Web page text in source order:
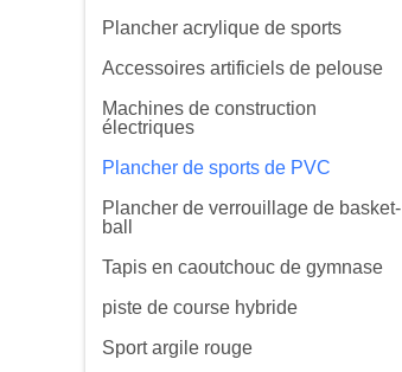
Plancher acrylique de sports
Accessoires artificiels de pelouse
Machines de construction
électriques
Plancher de sports de PVC
Plancher de verrouillage de basket-
ball
Tapis en caoutchouc de gymnase
piste de course hybride
Sport argile rouge